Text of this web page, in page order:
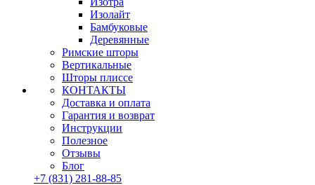
Изолайт
Бамбуковые
Деревянные
Римские шторы
Вертикальные
Шторы плиссе
КОНТАКТЫ
Доставка и оплата
Гарантия и возврат
Инструкции
Полезное
Отзывы
Блог
+7 (831) 281-88-85